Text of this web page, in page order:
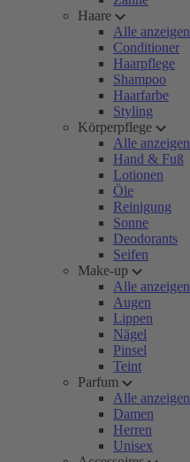
Haare
Alle anzeigen
Conditioner
Haarpflege
Shampoo
Haarfarbe
Styling
Körperpflege
Alle anzeigen
Hand & Fuß
Lotionen
Öle
Reinigung
Sonne
Deodorants
Seifen
Make-up
Alle anzeigen
Augen
Lippen
Nägel
Pinsel
Teint
Parfum
Alle anzeigen
Damen
Herren
Unisex